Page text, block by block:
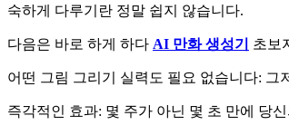
숙하게 다루기란 정말 쉽지 않습니다.
다음은 바로 하게 하다 AI 만화 생성기 초보
어떤 그림 그리기 실력도 필요 없습니다:
즉각적인 효과: 몇 주가 아닌 몇 초 만에 당